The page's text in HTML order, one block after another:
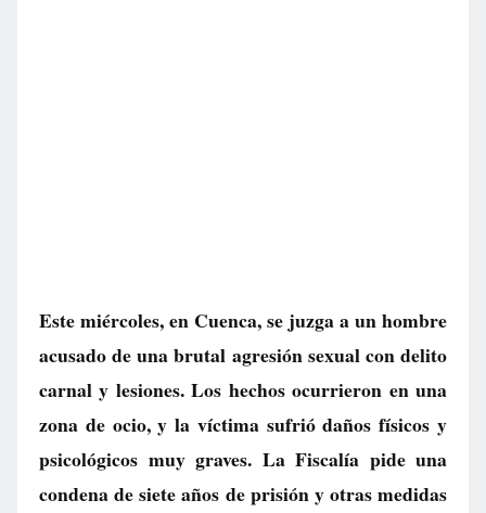
Este miércoles, en Cuenca, se juzga a un hombre
acusado de una brutal agresión sexual con delito
carnal y lesiones. Los hechos ocurrieron en una
zona de ocio, y la víctima sufrió daños físicos y
psicológicos muy graves. La Fiscalía pide una
condena de siete años de prisión y otras medidas